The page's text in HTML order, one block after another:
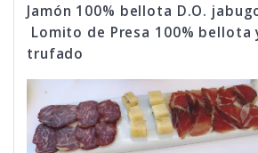
Jamón 100% bellota D.O.
Lomito de Presa 100% bellota
trufado